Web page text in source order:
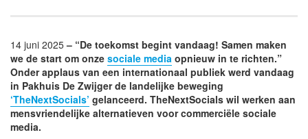
14 juni 2025– “De toekomst begint vandaag! Samen maken
we de start om onze sociale media opnieuw in te richten.”
Onder applaus van een internationaal publiek werd vandaag
in Pakhuis De Zwijger de landelijke beweging
‘TheNextSocials’ gelanceerd. TheNextSocials wil werken aan
mensvriendelijke alternatieven voor commerciële sociale
media.